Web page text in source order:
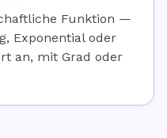
Funktion —
Exponential oder
an, mit Grad oder